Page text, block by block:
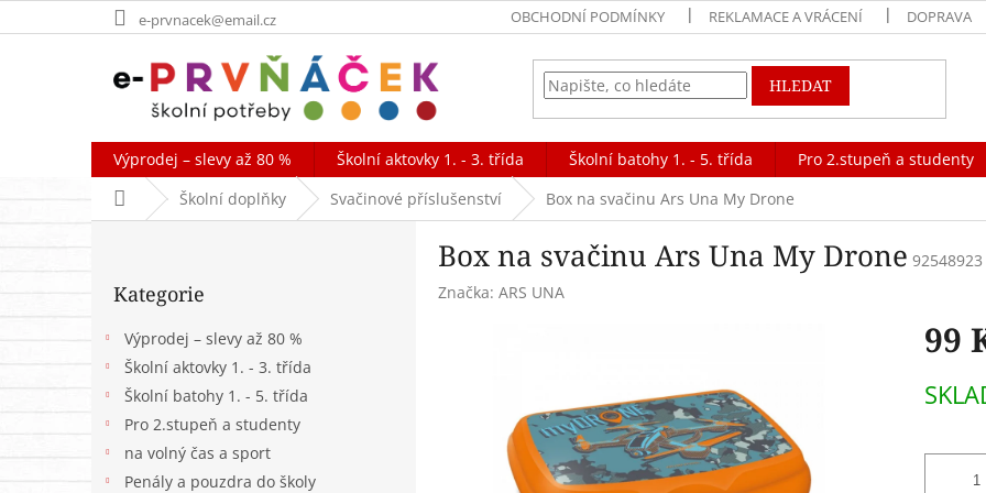
na
e-prvnacek@email.cz OBCHODNÍ PODMÍNKY REKLAMACE A VRÁCENÍ DOPRAVA
HLEDAT
Výprodej – slevy až 80 % Školní aktovky 1. - 3. třída Školní batohy 1. - 5. třída Pro 2.stupeň a studenty
Domů Školní doplňky Svačinové příslušenství Box na svačinu Ars Una My Drone
P
kategorie
Kategorie
Výprodej – slevy až 80 %
Školní aktovky 1. - 3. třída
Školní batohy 1. - 5. třída
Pro 2.stupeň a studenty
na volný čas a sport
Penály a pouzdra do školy
Box na svačinu Ars Una My Drone 92548923
Značka: ARS UNA
99
cena: